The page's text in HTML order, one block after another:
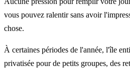
vous pouvez ralentir sans avoir
chose.
À certaines périodes de l'année, l'île
privatisée pour de petits groupes, des